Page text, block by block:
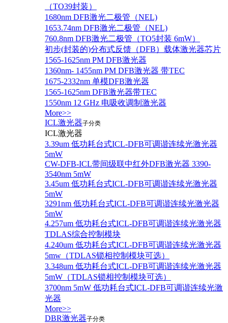
（TO39封装）
1680nm DFB激光二极管（NEL)
1653.74nm DFB激光二极管（NEL)
760.8nm DFB激光二极管（TO5封装 6mW）
初步(封装的)分布式反馈（DFB）载体激光器芯片
1565-1625nm PM DFB激光器
1360nm- 1455nm PM DFB激光器 带TEC
1675-2332nm 单模DFB激光器
1565-1625nm DFB激光器带TEC
1550nm 12 GHz 电吸收调制激光器
More>>
ICL激光器子分类
ICL激光器
3.39um 低功耗台式ICL-DFB可调谐连续光激光器
5mW
CW-DFB-ICL带间级联中红外DFB激光器 3390-
3540nm 5mW
3.45um 低功耗台式ICL-DFB可调谐连续光激光器
5mW
3291nm 低功耗台式ICL-DFB可调谐连续光激光器
5mW
4.257um 低功耗台式ICL-DFB可调谐连续光激光器
TDLAS综合控制模块
4.240um 低功耗台式ICL-DFB可调谐连续光激光器
5mw（TDLAS锁相控制模块可选）
3.348um 低功耗台式ICL-DFB可调谐连续光激光器
5mW（TDLAS锁相控制模块可选）
3700nm 5mW 低功耗台式ICL-DFB可调谐连续光激
光器
More>>
DBR激光器子分类